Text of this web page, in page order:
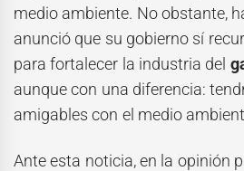
medio ambiente. No obstante,
anunció que su gobierno sí
para fortalecer la industria del
aunque con una diferencia:
amigables con el medio
Ante esta noticia, en la opinión